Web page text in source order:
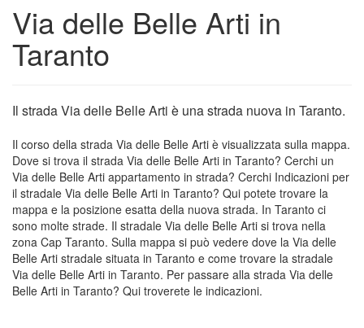
Via delle Belle Arti in
Taranto
Il strada Via delle Belle Arti è una strada nuova in Taranto.
Il corso della strada Via delle Belle Arti è visualizzata sulla mappa.
Dove si trova il strada Via delle Belle Arti in Taranto? Cerchi un
Via delle Belle Arti appartamento in strada? Cerchi Indicazioni per
il stradale Via delle Belle Arti in Taranto? Qui potete trovare la
mappa e la posizione esatta della nuova strada. In Taranto ci
sono molte strade. Il stradale Via delle Belle Arti si trova nella
zona Cap Taranto. Sulla mappa si può vedere dove la Via delle
Belle Arti stradale situata in Taranto e come trovare la stradale
Via delle Belle Arti in Taranto. Per passare alla strada Via delle
Belle Arti in Taranto? Qui troverete le indicazioni.